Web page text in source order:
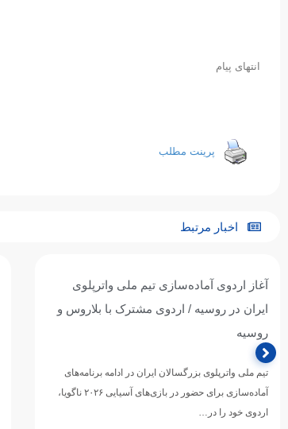
انتهای پیام
پرینت مطلب
اخبار مرتبط
آغاز اردوی آماده‌سازی تیم ملی واترپلوی
ایران در روسیه / اردوی مشترک با بلاروس و
روسیه
تیم ملی واترپلوی بزرگسالان ایران در ادامه برنامه‌های
آماده‌سازی برای حضور در بازی‌های آسیایی ۲۰۲۶ ناگویا،
اردوی خود را در…